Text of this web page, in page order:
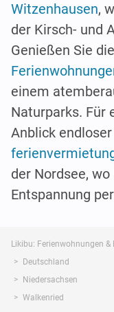
Witzenhausen,
der Kirsch- und
Genießen Sie
einem
Naturparks. Für
Anblick
der Nordsee,
Entspannung
Likibu: Ferienwohnungen &
Deutschland
Niedersachsen
Walkenried